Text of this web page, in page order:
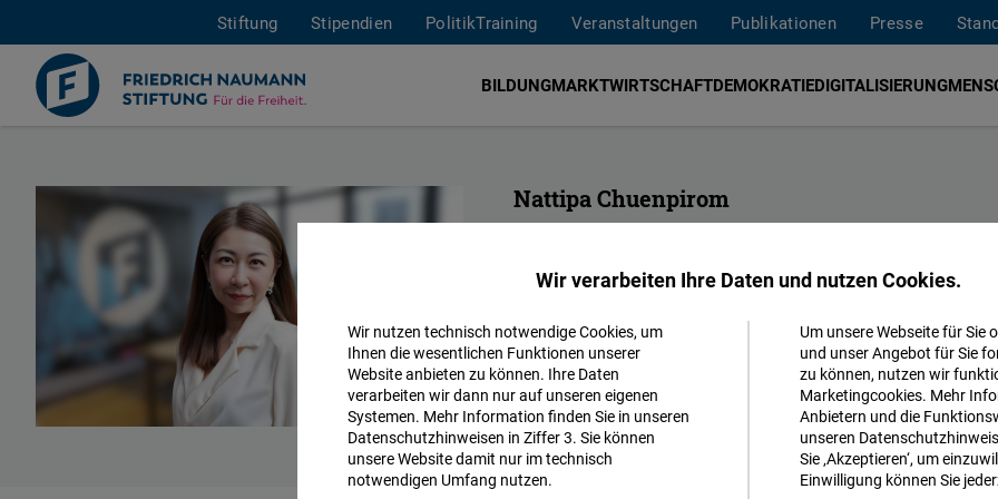
Stiftung Stipendien PolitikTraining Veranstaltungen Publikationen Presse
BILDUNGMARKTWIRTSCHAFTDEMOKRATIEDIGITALISIERUNG
Nattipa Chuenpirom
nattipa.chuenpirom@freiheit.org
Wir verarbeiten Ihre Daten und nutzen Cookies.
Wir nutzen technisch notwendige Cookies, um
Ihnen die wesentlichen Funktionen unserer
Website anbieten zu können. Ihre Daten
verarbeiten wir dann nur auf unseren eigenen
Systemen. Mehr Information finden Sie in unseren
Datenschutzhinweisen in Ziffer 3. Sie können
unsere Website damit nur im technisch
notwendigen Umfang nutzen.
Um unsere Webseite für Sie
und unser Angebot für Sie
zu können, nutzen wir
Marketingcookies. Mehr
Anbietern und die
unseren
Sie ‚Akzeptieren‘, um
Einwilligung können Sie
Matomo
Facebook
Embed
Akzeptieren